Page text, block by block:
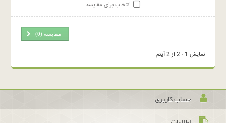
انتخاب برای مقایسه
مقایسه (0
)
نمایش 1 - 2 از 2 آیتم
حساب کاربری